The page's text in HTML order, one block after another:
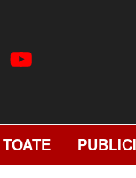
TOATE